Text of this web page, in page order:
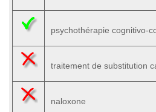
psychothérapie cognitivo-
traitement de substitution
naloxone